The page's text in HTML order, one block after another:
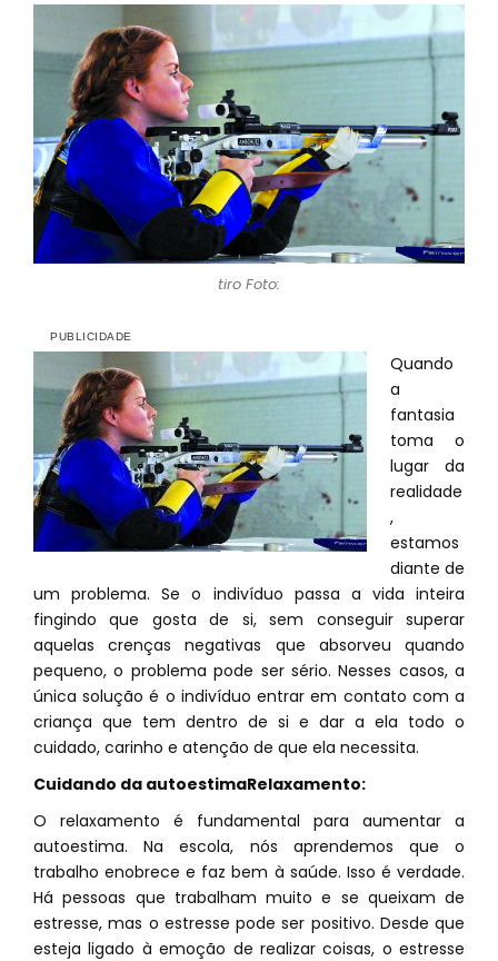
tiro Foto:
Quando
a
fantasia
toma o
lugar da
realidade
,
estamos
diante de
um problema. Se o indivíduo passa a vida inteira
fingindo que gosta de si, sem conseguir superar
aquelas crenças negativas que absorveu quando
pequeno, o problema pode ser sério. Nesses casos, a
única solução é o indivíduo entrar em contato com a
criança que tem dentro de si e dar a ela todo o
cuidado, carinho e atenção de que ela necessita.
Cuidando da autoestimaRelaxamento:
O relaxamento é fundamental para aumentar a
autoestima. Na escola, nós aprendemos que o
trabalho enobrece e faz bem à saúde. Isso é verdade.
Há pessoas que trabalham muito e se queixam de
estresse, mas o estresse pode ser positivo. Desde que
esteja ligado à emoção de realizar coisas, o estresse